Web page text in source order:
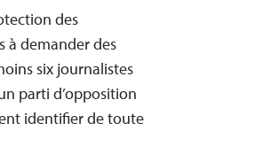
des
à demander des
six journalistes
parti d’opposition
identifier de toute